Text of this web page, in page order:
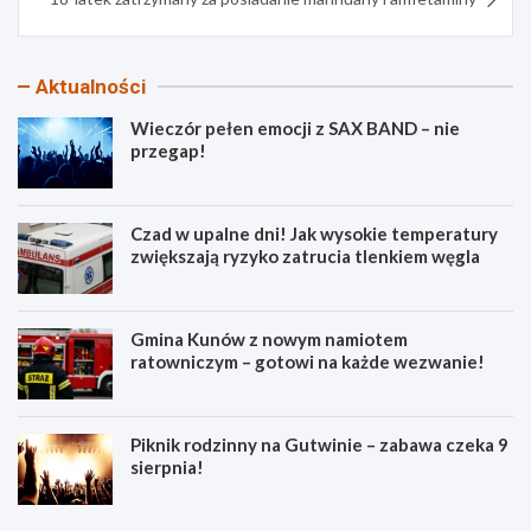
Aktualności
Wieczór pełen emocji z SAX BAND – nie
przegap!
Czad w upalne dni! Jak wysokie temperatury
zwiększają ryzyko zatrucia tlenkiem węgla
Gmina Kunów z nowym namiotem
ratowniczym – gotowi na każde wezwanie!
Piknik rodzinny na Gutwinie – zabawa czeka 9
sierpnia!
W
C